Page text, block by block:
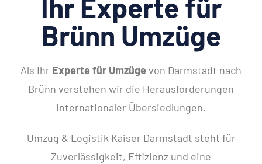
Ihr Experte für
Brünn Umzüge
Als Ihr Experte für Umzüge von Darmstadt nach
Brünn verstehen wir die Herausforderungen
internationaler Übersiedlungen.
Umzug & Logistik Kaiser Darmstadt steht für
Zuverlässigkeit, Effizienz und eine